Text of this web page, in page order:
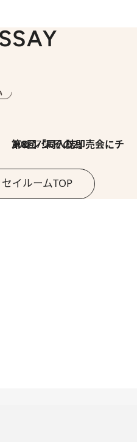
2026.7.30
第8回「同人誌即売会にチャレンジ その2」
イルームTOP